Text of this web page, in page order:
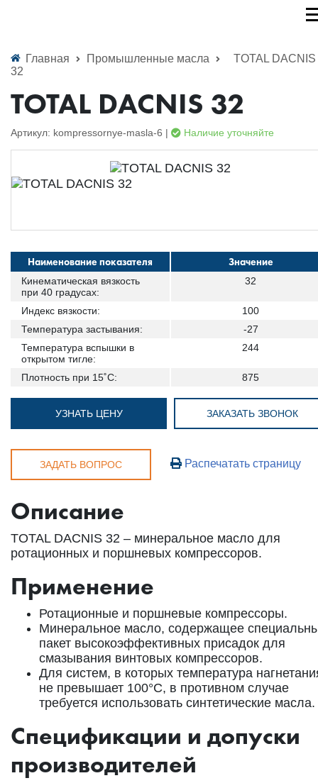
Главная Промышленные масла
TOTAL DACNIS
32
TOTAL DACNIS 32
Артикул: kompressornye-masla-6 | Наличие уточняйте
Наименование показателя Значение
Кинематическая вязкость
при 40 градусах:
32
Индекс вязкости:
100
Температура застывания:
-27
Температура вспышки в
открытом тигле:
244
Плотность при 15˚С: 875
УЗНАТЬ ЦЕНУ ЗАКАЗАТЬ ЗВОНОК
ЗАДАТЬ ВОПРОС Распечатать страницу
Описание
TOTAL DACNIS 32 – минеральное масло для
ротационных и поршневых компрессоров.
Применение
Ротационные и поршневые компрессоры.
Минеральное масло, содержащее
пакет высокоэффективных присадок для
смазывания винтовых компрессоров.
Для систем, в которых температура
не превышает 100°C, в противном случае
требуется использовать синтетические масла.
Спецификации и допуски
производителей